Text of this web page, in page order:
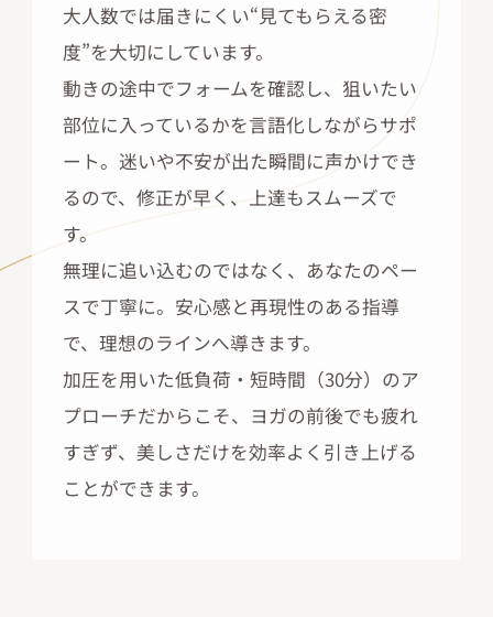
大人数では届きにくい“見てもらえる密
度”を大切にしています。
動きの途中でフォームを確認し、狙いたい
部位に入っているかを言語化しながらサポ
ート。迷いや不安が出た瞬間に声かけでき
るので、修正が早く、上達もスムーズで
す。
無理に追い込むのではなく、あなたのペー
スで丁寧に。安心感と再現性のある指導
で、理想のラインへ導きます。
加圧を用いた低負荷・短時間（30分）のア
プローチだからこそ、ヨガの前後でも疲れ
すぎず、美しさだけを効率よく引き上げる
ことができます。